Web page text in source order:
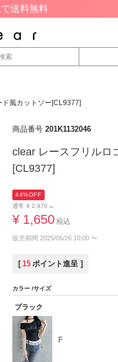
送料無料
索
風カットソー[CL9377]
商品番号 201K1132046
clear レースフリルロ
[CL9377]
44%OFF
通常 ¥ 2,970 →
¥ 1,650 税込
販売期間 2025/06/26 10:00 〜
[ 15 ポイント進呈 ]
カラー サイズ
ブラック
F